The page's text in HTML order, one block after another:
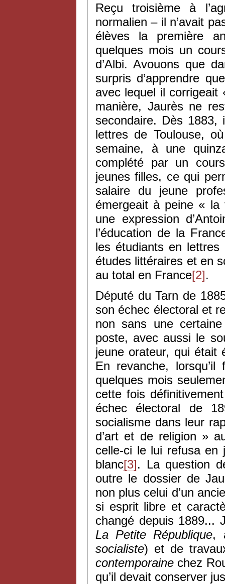
Reçu troisième à
normalien – il n’avait
élèves la première
quelques mois un
d’Albi. Avouons que
surpris d’apprendre
avec lequel il
manière, Jaurès ne
secondaire. Dès
lettres de Toulouse,
semaine, à une
complété par un
jeunes filles, ce qui
salaire du jeune
émergeait à peine « la
une expression
l’éducation de la
les étudiants en lettres
études littéraires et en
au total en France[2].
Député du Tarn de
son échec électoral et
non sans une
poste, avec aussi le
jeune orateur, qui était
En revanche,
quelques mois
cette fois
échec électoral de
socialisme dans leur
d’art et de religion »
celle-ci le lui refusa en
blanc[3]. La question
outre le dossier de
non plus celui d’un
si esprit libre et
changé depuis 1889...
La Petite République,
socialiste) et de
contemporaine chez
qu’il devait conserver